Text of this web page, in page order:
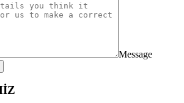
Message